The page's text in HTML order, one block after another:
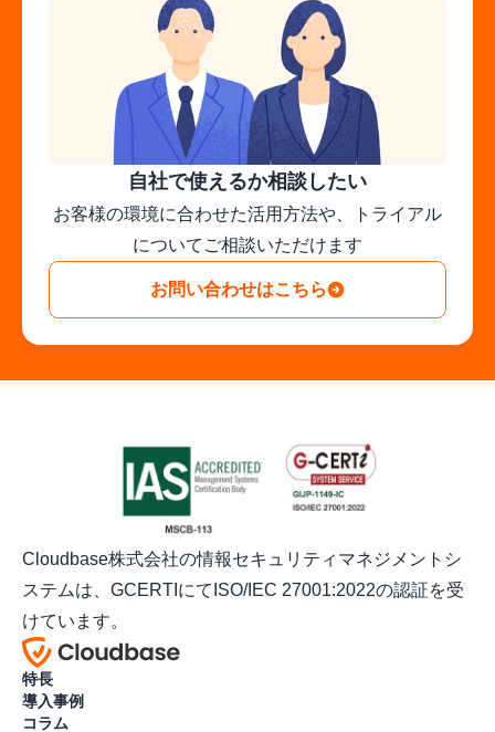
自社で使えるか相談したい
お客様の環境に合わせた活用方法や、トライアル
についてご相談いただけます
お問い合わせはこちら
Cloudbase株式会社の情報セキュリティマネジメントシ
ステムは、GCERTIにてISO/IEC 27001:2022の認証を受
けています。
特長
導入事例
コラム